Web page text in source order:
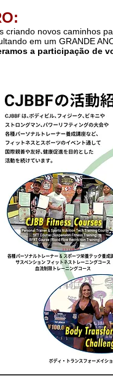
criando novos caminhos
em um GRANDE
a participação de